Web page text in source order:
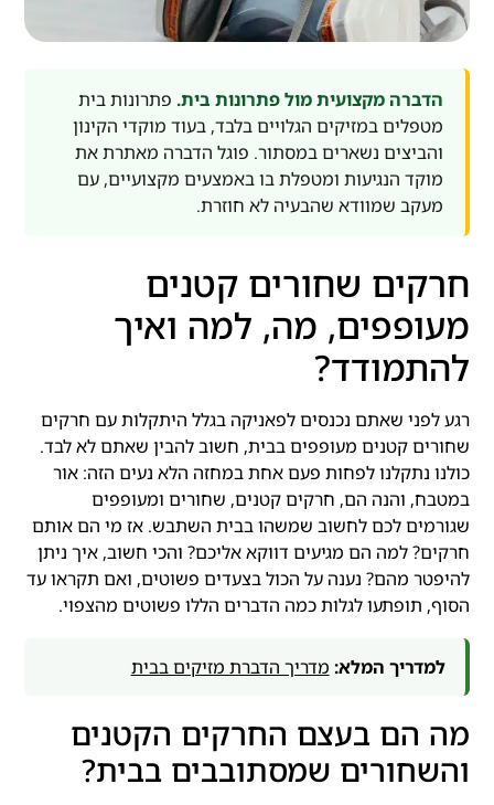
הדברה מקצועית מול פתרונות בית. פתרונות בית
מטפלים במזיקים הגלויים בלבד, בעוד מוקדי הקינון
והביצים נשארים במסתור. פוגל הדברה מאתרת את
מוקד הנגיעות ומטפלת בו באמצעים מקצועיים, עם
מעקב שמוודא שהבעיה לא חוזרת.
חרקים שחורים קטנים
מעופפים, מה, למה ואיך
להתמודד?
רגע לפני שאתם נכנסים לפאניקה בגלל היתקלות עם חרקים
שחורים קטנים מעופפים בבית, חשוב להבין שאתם לא לבד.
כולנו נתקלנו לפחות פעם אחת במחזה הלא נעים הזה: אור
במטבח, והנה הם, חרקים קטנים, שחורים ומעופפים
שגורמים לכם לחשוב שמשהו בבית השתבש. אז מי הם אותם
חרקים? למה הם מגיעים דווקא אליכם? והכי חשוב, איך ניתן
להיפטר מהם? נענה על הכול בצעדים פשוטים, ואם תקראו עד
הסוף, תופתעו לגלות כמה הדברים הללו פשוטים מהצפוי.
למדריך המלא: מדריך הדברת מזיקים בבית
מה הם בעצם החרקים הקטנים
והשחורים שמסתובבים בבית?